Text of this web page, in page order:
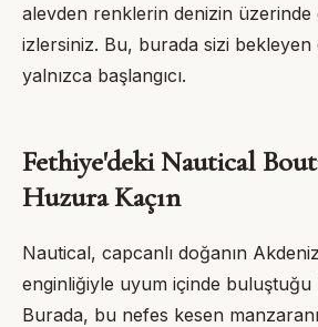
alevden renklerin denizin üzerinde
izlersiniz. Bu, burada sizi bekleyen
yalnızca başlangıcı.
Fethiye'deki Nautical
Huzura Kaçın
Nautical, capcanlı doğanın
enginliğiyle uyum içinde buluştuğu
Burada, bu nefes kesen